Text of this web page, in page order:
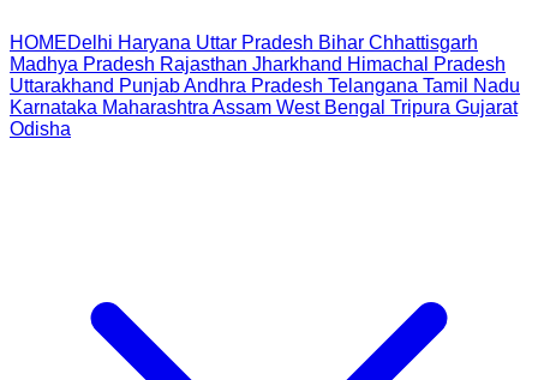
HOMEDelhi Haryana Uttar Pradesh Bihar Chhattisgarh
Madhya Pradesh Rajasthan Jharkhand Himachal Pradesh
Uttarakhand PunjabAndhra Pradesh Telangana Tamil Nadu
Karnataka Maharashtra Assam West Bengal Tripura Gujarat
Odisha